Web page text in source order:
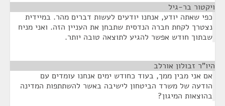
ויקטור בר-גיל
כפי שאתה יודע, אנחנו יודעים לעשות דברים מהר. במיידית
נצטרך לקחת חברה הנדסית שתבחן את העניין הזה. ואני מניח
שבתוך חודש אפשר להגיע לתוצאה טובה יותר.
היו"ר זבולון אורלב
אם אני מבין ממך, בעוד כחודש ימים אנחנו עומדים עם
הודעה של משרד הביטחון לישיבה באשר להשתתפות המדינה
בהוצאות המיגון?